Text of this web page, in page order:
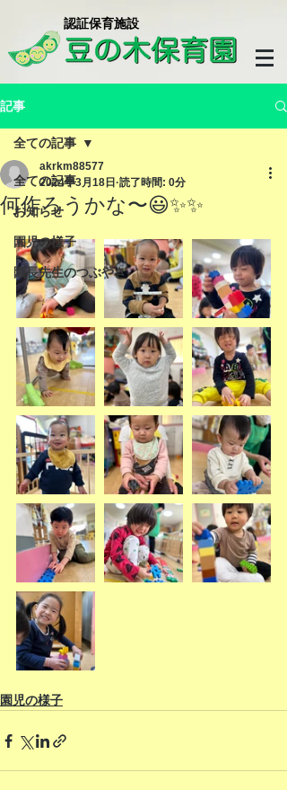
​認証保育施設
記事
全ての記事
お知らせ
園児の様子
園長先生のつぶやき
全ての記事
何作ろうかな〜😃✨✨
akrkm88577
2024年3月18日 読了時間: 0分
園児の様子